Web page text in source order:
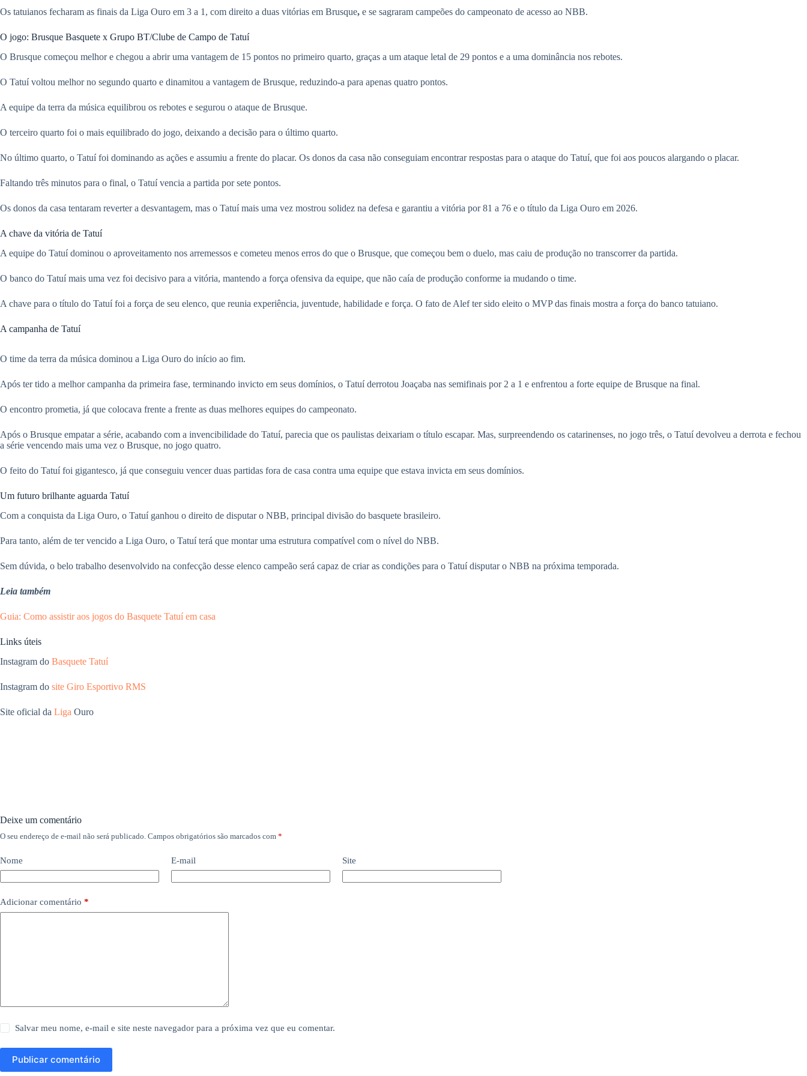
Os tatuianos fecharam as finais da Liga Ouro em 3 a 1, com direito a duas vitórias em Brusque, e se sagraram campeões do campeonato de acesso ao NBB.
O jogo: Brusque Basquete x Grupo BT/Clube de Campo de Tatuí
O Brusque começou melhor e chegou a abrir uma vantagem de 15 pontos no primeiro quarto, graças a um ataque letal de 29 pontos e a uma dominância nos rebotes.
O Tatuí voltou melhor no segundo quarto e dinamitou a vantagem de Brusque, reduzindo-a para apenas quatro pontos.
A equipe da terra da música equilibrou os rebotes e segurou o ataque de Brusque.
O terceiro quarto foi o mais equilibrado do jogo, deixando a decisão para o último quarto.
No último quarto, o Tatuí foi dominando as ações e assumiu a frente do placar. Os donos da casa não conseguiam encontrar respostas para o ataque do Tatuí, que foi aos poucos alargando o placar.
Faltando três minutos para o final, o Tatuí vencia a partida por sete pontos.
Os donos da casa tentaram reverter a desvantagem, mas o Tatuí mais uma vez mostrou solidez na defesa e garantiu a vitória por 81 a 76 e o título da Liga Ouro em 2026.
A chave da vitória de Tatuí
A equipe do Tatuí dominou o aproveitamento nos arremessos e cometeu menos erros do que o Brusque, que começou bem o duelo, mas caiu de produção no transcorrer da partida.
O banco do Tatuí mais uma vez foi decisivo para a vitória, mantendo a força ofensiva da equipe, que não caía de produção conforme ia mudando o time.
A chave para o título do Tatuí foi a força de seu elenco, que reunia experiência, juventude, habilidade e força. O fato de Alef ter sido eleito o MVP das finais mostra a força do banco tatuiano.
​A campanha de Tatuí
O time da terra da música dominou a Liga Ouro do início ao fim.
Após ter tido a melhor campanha da primeira fase, terminando invicto em seus domínios, o Tatuí derrotou Joaçaba nas semifinais por 2 a 1 e enfrentou a forte equipe de Brusque na final.
O encontro prometia, já que colocava frente a frente as duas melhores equipes do campeonato.
Após o Brusque empatar a série, acabando com a invencibilidade do Tatuí, parecia que os paulistas deixariam o título escapar. Mas, surpreendendo os catarinenses, no jogo três, o Tatuí devolveu a derrota e fechou
a série vencendo mais uma vez o Brusque, no jogo quatro.
O feito do Tatuí foi gigantesco, já que conseguiu vencer duas partidas fora de casa contra uma equipe que estava invicta em seus domínios.
Um futuro brilhante aguarda Tatuí
Com a conquista da Liga Ouro, o Tatuí ganhou o direito de disputar o NBB, principal divisão do basquete brasileiro.
Para tanto, além de ter vencido a Liga Ouro, o Tatuí terá que montar uma estrutura compatível com o nível do NBB.
Sem dúvida, o belo trabalho desenvolvido na confecção desse elenco campeão será capaz de criar as condições para o Tatuí disputar o NBB na próxima temporada.
Leia também
Guia: Como assistir aos jogos do Basquete Tatuí em casa
Links úteis
Instagram do Basquete Tatuí
Instagram do site Giro Esportivo RMS
Site oficial da Liga Ouro
Deixe um comentário
O seu endereço de e-mail não será publicado. Campos obrigatórios são marcados com *
Nome E-mail Site
Adicionar comentário *
Salvar meu nome, e-mail e site neste navegador para a próxima vez que eu comentar.
Publicar comentário